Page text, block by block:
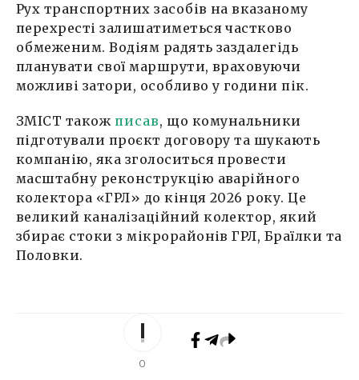
Рух транспортних засобів на вказаному
перехресті залишатиметься частково
обмеженим. Водіям радять заздалегідь
планувати свої маршрути, враховуючи
можливі затори, особливо у години пік.
ЗМІСТ також писав, що комунальники
підготували проєкт договору та шукають
компанію, яка зголоситься провести
масштабну реконструкцію аварійного
колектора «ГРЛ» до кінця 2026 року. Це
великий каналізаційний колектор, який
збирає стоки з мікрорайонів ГРЛ, Браїлки та
Половки.
0